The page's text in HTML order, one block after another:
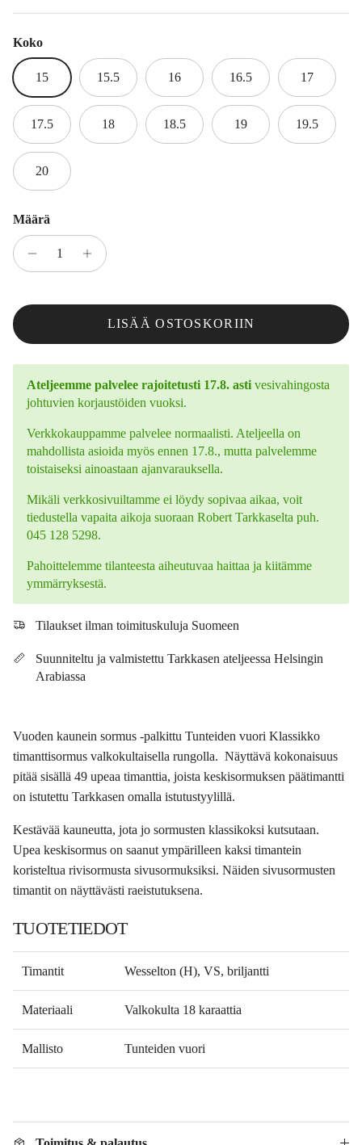
Koko
15 15.5 16 16.5 17
17.5 18 18.5 19 19.5
20
Määrä
LISÄÄ OSTOSKORIIN
Ateljeemme palvelee rajoitetusti 17.8. asti vesivahingosta
johtuvien korjaustöiden vuoksi.
Verkkokauppamme palvelee normaalisti. Ateljeella on
mahdollista asioida myös ennen 17.8., mutta palvelemme
toistaiseksi ainoastaan ajanvarauksella.
Mikäli verkkosivuiltamme ei löydy sopivaa aikaa, voit
tiedustella vapaita aikoja suoraan Robert Tarkkaselta puh.
045 128 5298.
Pahoittelemme tilanteesta aiheutuvaa haittaa ja kiitämme
ymmärryksestä.
Tilaukset ilman toimituskuluja Suomeen
Suunniteltu ja valmistettu Tarkkasen ateljeessa Helsingin
Arabiassa
Vuoden kaunein sormus -palkittu Tunteiden vuori Klassikko
timanttisormus valkokultaisella rungolla. Näyttävä kokonaisuus
pitää sisällä 49 upeaa timanttia, joista keskisormuksen päätimantti
on istutettu Tarkkasen omalla istutustyylillä.
Kestävää kauneutta, jota jo sormusten klassikoksi kutsutaan.
Upea keskisormus on saanut ympärilleen kaksi timantein
koristeltua rivisormusta sivusormuksiksi. Näiden sivusormusten
timantit on näyttävästi raeistutuksena.
TUOTETIEDOT
Timantit Wesselton (H), VS, briljantti
Materiaali Valkokulta 18 karaattia
Mallisto Tunteiden vuori